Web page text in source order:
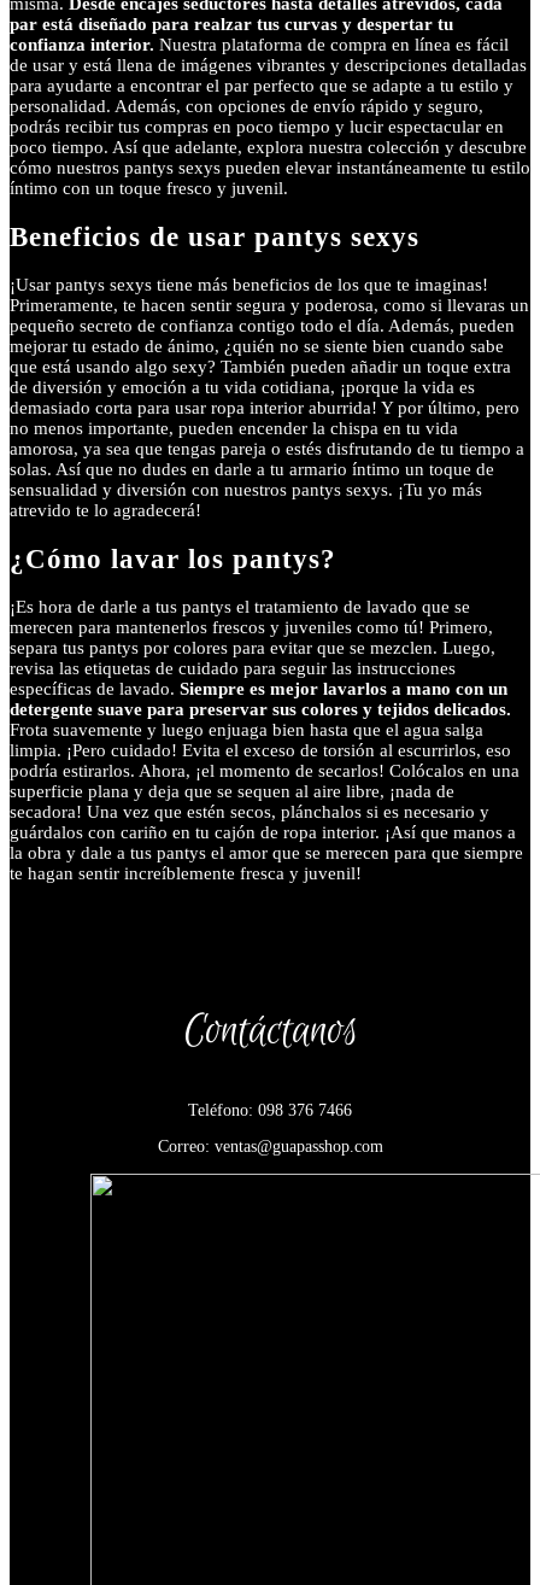
par está diseñado para realzar tus curvas y despertar tu
confianza interior. Nuestra plataforma de compra en línea es fácil
de usar y está llena de imágenes vibrantes y descripciones detalladas
para ayudarte a encontrar el par perfecto que se adapte a tu estilo y
personalidad. Además, con opciones de envío rápido y seguro,
podrás recibir tus compras en poco tiempo y lucir espectacular en
poco tiempo. Así que adelante, explora nuestra colección y descubre
cómo nuestros pantys sexys pueden elevar instantáneamente tu estilo
íntimo con un toque fresco y juvenil.
Beneficios de usar pantys sexys
¡Usar pantys sexys tiene más beneficios de los que te imaginas!
Primeramente, te hacen sentir segura y poderosa, como si llevaras un
pequeño secreto de confianza contigo todo el día. Además, pueden
mejorar tu estado de ánimo, ¿quién no se siente bien cuando sabe
que está usando algo sexy? También pueden añadir un toque extra
de diversión y emoción a tu vida cotidiana, ¡porque la vida es
demasiado corta para usar ropa interior aburrida! Y por último, pero
no menos importante, pueden encender la chispa en tu vida
amorosa, ya sea que tengas pareja o estés disfrutando de tu tiempo a
solas. Así que no dudes en darle a tu armario íntimo un toque de
sensualidad y diversión con nuestros pantys sexys. ¡Tu yo más
atrevido te lo agradecerá!
¿Cómo lavar los pantys?
¡Es hora de darle a tus pantys el tratamiento de lavado que se
merecen para mantenerlos frescos y juveniles como tú! Primero,
separa tus pantys por colores para evitar que se mezclen. Luego,
revisa las etiquetas de cuidado para seguir las instrucciones
específicas de lavado. Siempre es mejor lavarlos a mano con un
detergente suave para preservar sus colores y tejidos delicados.
Frota suavemente y luego enjuaga bien hasta que el agua salga
limpia. ¡Pero cuidado! Evita el exceso de torsión al escurrirlos, eso
podría estirarlos. Ahora, ¡el momento de secarlos! Colócalos en una
superficie plana y deja que se sequen al aire libre, ¡nada de
secadora! Una vez que estén secos, plánchalos si es necesario y
guárdalos con cariño en tu cajón de ropa interior. ¡Así que manos a
la obra y dale a tus pantys el amor que se merecen para que siempre
te hagan sentir increíblemente fresca y juvenil!
Contáctanos
Teléfono: 098 376 7466
Correo: ventas@guapasshop.com